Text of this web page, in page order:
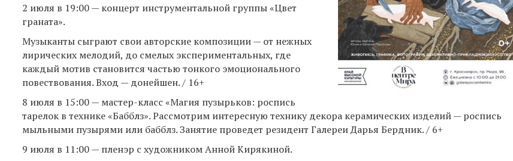
2 июля в 19:00 — концерт инструментальной группы «Цвет
граната».
Музыканты сыграют свои авторские композиции — от нежных
лирических мелодий, до смелых экспериментальных, где
каждый мотив становится частью тонкого эмоционального
повествования. Вход — донейшен. / 16+
8 июля в 15:00 — мастер-класс «Магия пузырьков: роспись
тарелок в технике «Бабблз». Рассмотрим интересную технику декора керамических изделий — роспись
мыльными пузырями или бабблз. Занятие проведет резидент Галереи Дарья Бердник. / 6+
9 июля в 11:00 — пленэр с художником Анной Кирякиной.